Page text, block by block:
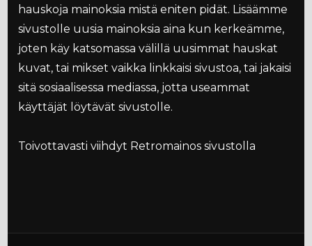
hauskoja mainoksia mistä eniten pidät. Lisäämme
sivustolle uusia mainoksia aina kun kerkeämme,
joten käy katsomassa välillä uusimmat hauskat
kuvat, tai mikset vaikka linkkaisi sivustoa, tai jakaisi
sitä sosiaalisessa mediassa, jotta useammat
käyttäjät löytävät sivustolle.
Toivottavasti viihdyt Retromainos sivustolla